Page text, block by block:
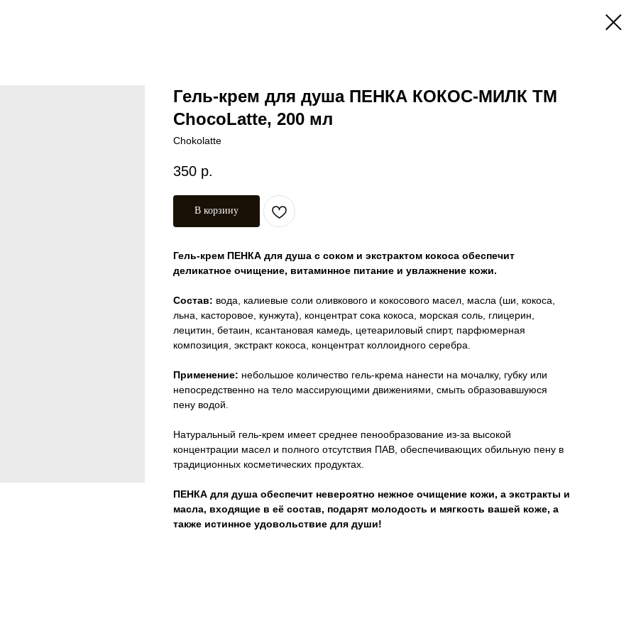
Гель-крем для душа ПЕНКА КОКОС-МИЛК TM
ChocoLatte, 200 мл
Chokolatte
350 р.
В корзину
Гель-крем ПЕНКА для душа с соком и экстрактом кокоса обеспечит
деликатное очищение, витаминное питание и увлажнение кожи.
Состав: вода, калиевые соли оливкового и кокосового масел, масла (ши, кокоса,
льна, касторовое, кунжута), концентрат сока кокоса, морская соль, глицерин,
лецитин, бетаин, ксантановая камедь, цетеариловый спирт, парфюмерная
композиция, экстракт кокоса, концентрат коллоидного серебра.
Применение: небольшое количество гель-крема нанести на мочалку, губку или
непосредственно на тело массирующими движениями, смыть образовавшуюся
пену водой.
Натуральный гель-крем имеет среднее пенообразование из-за высокой
концентрации масел и полного отсутствия ПАВ, обеспечивающих обильную пену в
традиционных косметических продуктах.
ПЕНКА для душа обеспечит невероятно нежное очищение кожи, а экстракты и
масла, входящие в её состав, подарят молодость и мягкость вашей коже, а
также истинное удовольствие для души!